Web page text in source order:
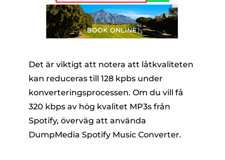
Det är viktigt att notera att låtkvaliteten
kan reduceras till 128 kpbs under
konverteringsprocessen. Om du vill få
320 kbps av hög kvalitet MP3s från
Spotify, överväg att använda
DumpMedia Spotify Music Converter.